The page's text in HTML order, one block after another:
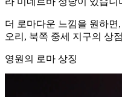
더 로마다운 느낌을 원하면
오리, 북쪽 중세 지구의 상
영원의 로마 상징